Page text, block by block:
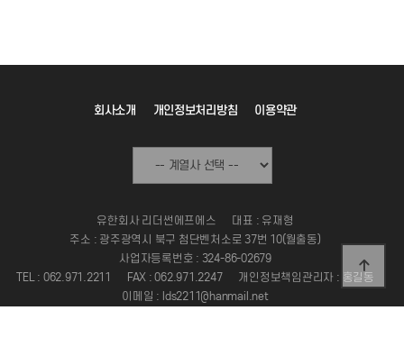
회사소개 개인정보처리방침 이용약관
유한회사 리더썬에프에스
대표 : 유재형
주소 : 광주광역시 북구 첨단벤처소로 37번 10(월출동)
사업자등록번호 : 324-86-02679
TEL : 062.971.2211
FAX : 062.971.2247
개인정보책임관리자 : 홍길동
이메일 : lds2211@hanmail.net